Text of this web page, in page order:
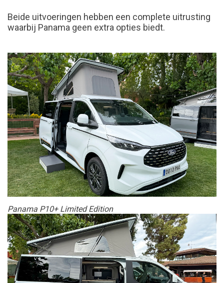
Beide uitvoeringen hebben een complete uitrusting
waarbij Panama geen extra opties biedt.
Panama P10+ Limited Edition